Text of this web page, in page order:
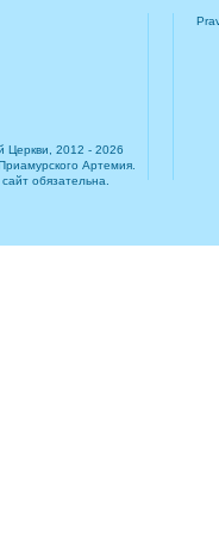
Церкви, 2012 - 2026
Артемия.
обязательна.